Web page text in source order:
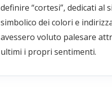
definire “cortesi”, dedicati al
simbolico dei colori e
avessero voluto palesare
ultimi i propri sentimenti.